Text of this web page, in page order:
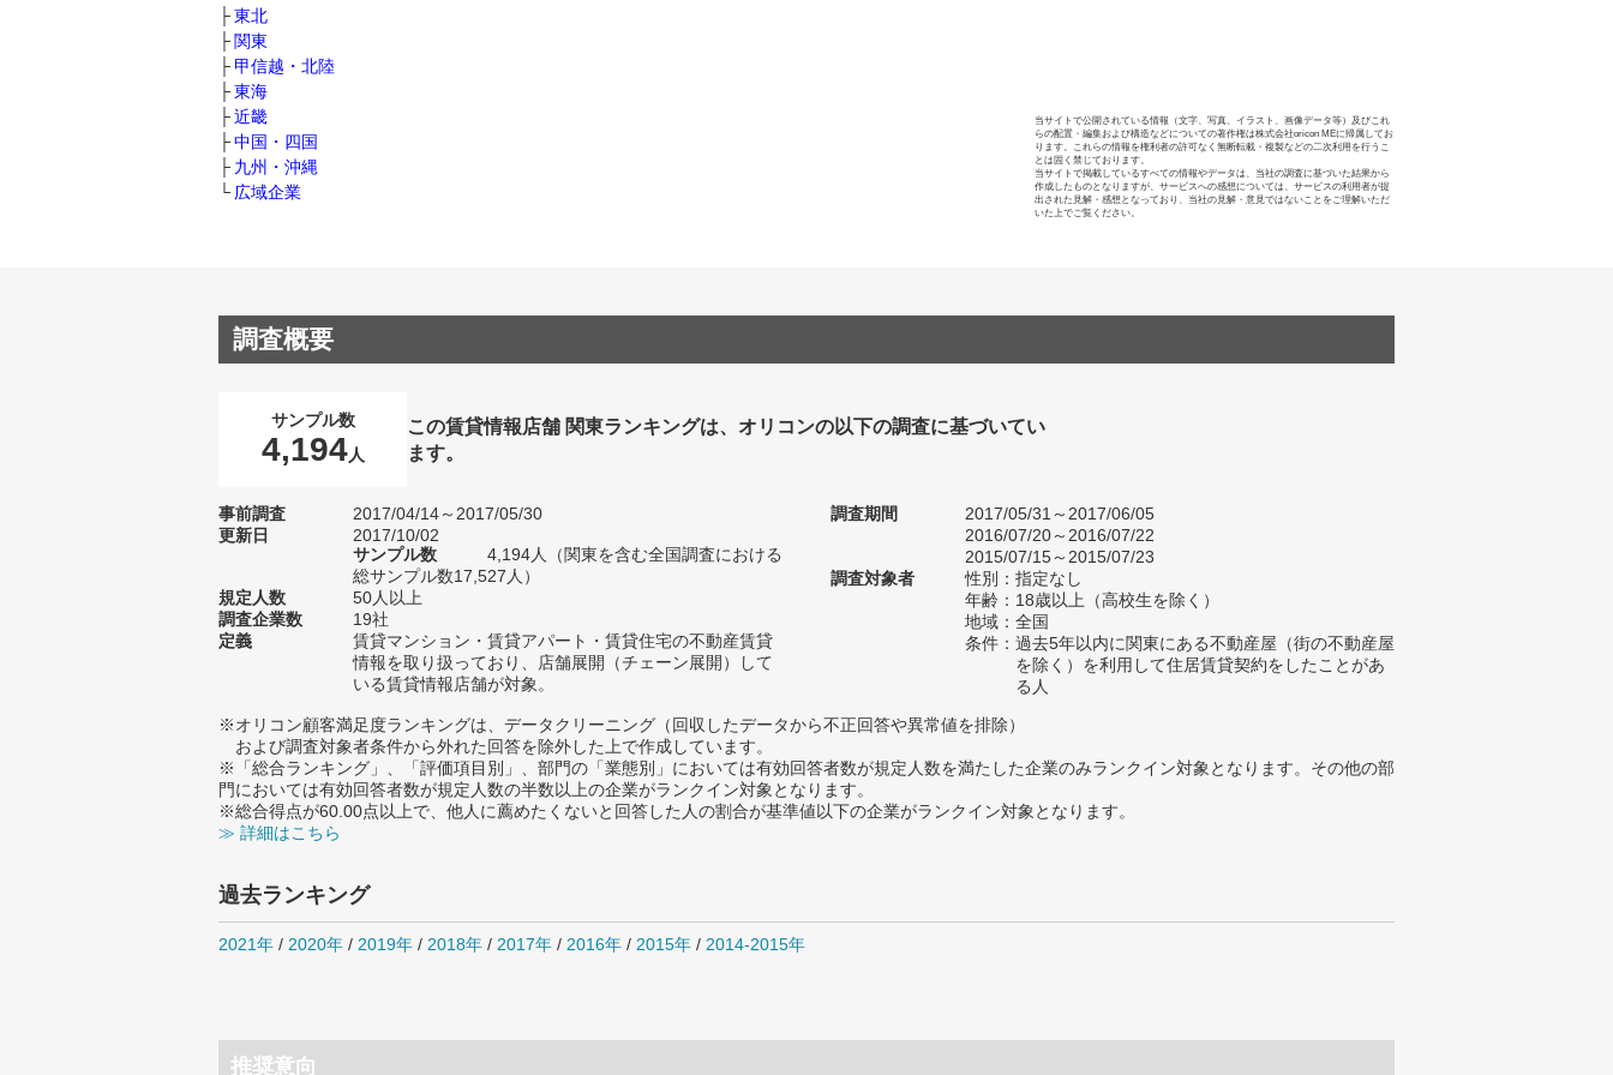
東北
関東
甲信越・北陸
東海
近畿
中国・四国
九州・沖縄
広域企業
当サイトで公開されている情報（文字、写真、イラスト、画像データ等）及びこれ
らの配置・編集および構造などについての著作権は株式会社oricon MEに帰属してお
ります。これらの情報を権利者の許可なく無断転載・複製などの二次利用を行うこ
とは固く禁じております。
当サイトで掲載しているすべての情報やデータは、当社の調査に基づいた結果から
作成したものとなりますが、サービスへの感想については、サービスの利用者が提
出された見解・感想となっており、当社の見解・意見ではないことをご理解いただ
いた上でご覧ください。
調査概要
サンプル数
4,194人
この賃貸情報店舗 関東ランキングは、オリコンの以下の調査に基づいてい
ます。
事前調査
2017/04/14～2017/05/30
更新日
2017/10/02
サンプル数
4,194人（関東を含む全国調査における
総サンプル数17,527人）
規定人数
50人以上
調査企業数
19社
定義
賃貸マンション・賃貸アパート・賃貸住宅の不動産賃貸
情報を取り扱っており、店舗展開（チェーン展開）して
いる賃貸情報店舗が対象。
調査期間
2017/05/31～2017/06/05
2016/07/20～2016/07/22
2015/07/15～2015/07/23
調査対象者
性別：指定なし
年齢：18歳以上（高校生を除く）
地域：全国
条件：過去5年以内に関東にある不動産屋（街の不動産屋
を除く）を利用して住居賃貸契約をしたことがあ
る人
※オリコン顧客満足度ランキングは、データクリーニング（回収したデータから不正回答や異常値を排除）
および調査対象者条件から外れた回答を除外した上で作成しています。
※「総合ランキング」、「評価項目別」、部門の「業態別」においては有効回答者数が規定人数を満たした企業のみランクイン対象となります。その他の部
門においては有効回答者数が規定人数の半数以上の企業がランクイン対象となります。
※総合得点が60.00点以上で、他人に薦めたくないと回答した人の割合が基準値以下の企業がランクイン対象となります。
≫ 詳細はこちら
過去ランキング
2021年 / 2020年 / 2019年 / 2018年 / 2017年 / 2016年 / 2015年 / 2014-2015年
推奨意向